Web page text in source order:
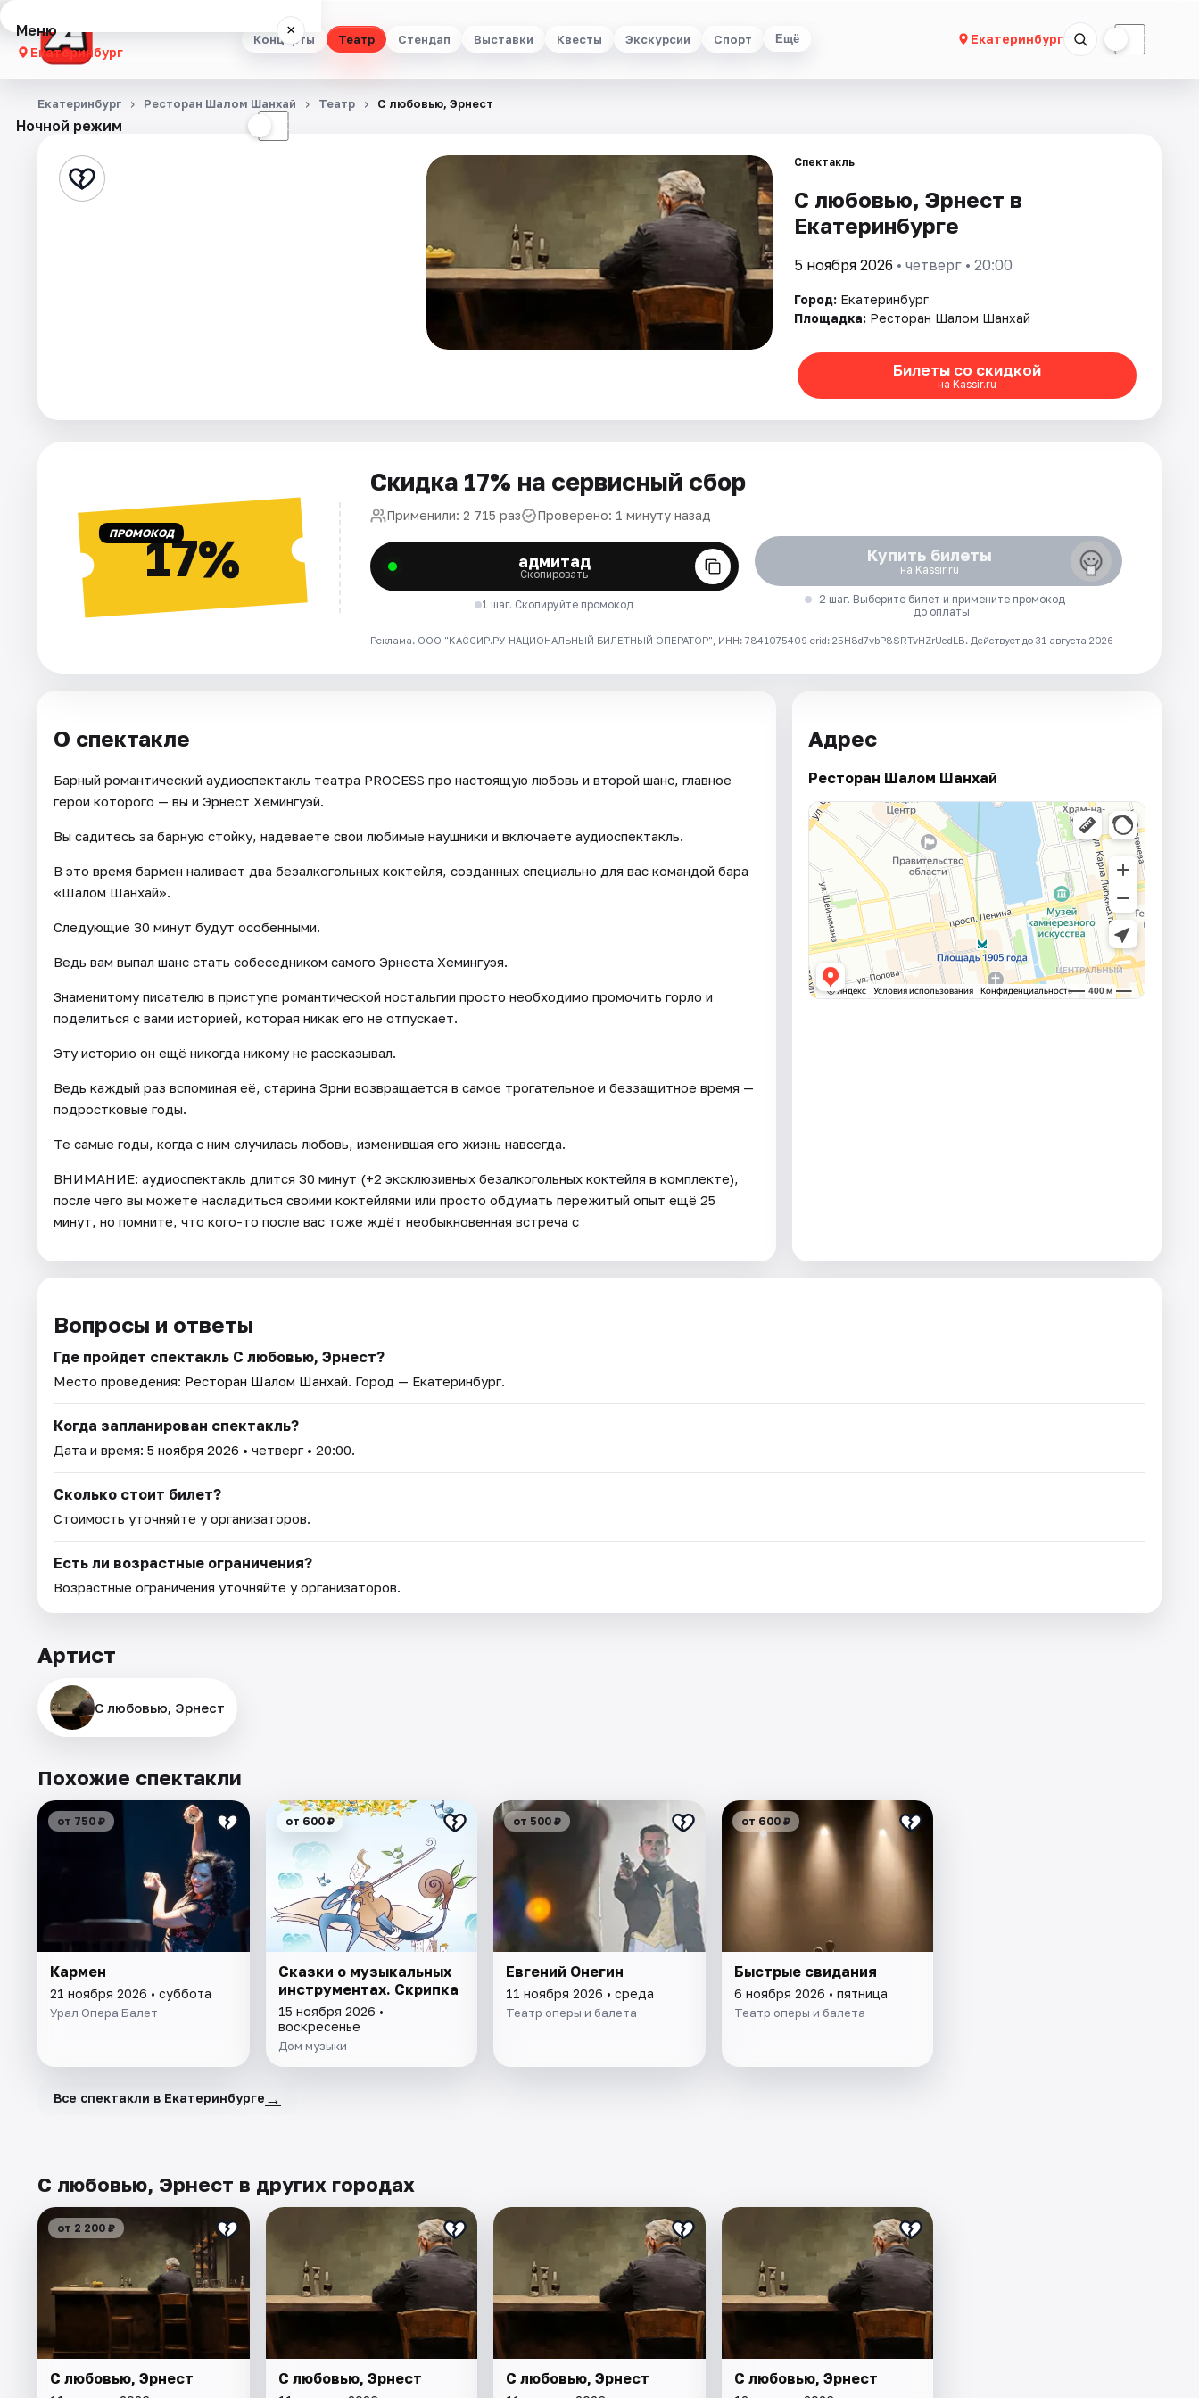
Концерты Театр Стендап Выставки Квесты Экскурсии Спорт Ещё Екатеринбург ☾
Меню ×
Екатеринбург
Концерты
Стендап
Артисты
Рейтинги
Ночной режим ☾
Екатеринбург Ресторан Шалом Шанхай Театр С любовью, Эрнест
Спектакль
С любовью, Эрнест в
Екатеринбурге
5 ноября 2026 • четверг • 20:00
Город: Екатеринбург
Площадка: Ресторан Шалом Шанхай
Билеты со скидкой
на Kassir.ru
ПРОМОКОД17%
Скидка 17% на сервисный сбор
Применили: 2 715 раз Проверено: 1 минуту назад
адмитад
Скопировать
1 шаг. Скопируйте промокод
Купить билеты
на Kassir.ru
2 шаг. Выберите билет и примените промокод
до оплаты
Реклама. ООО "КАССИР.РУ-НАЦИОНАЛЬНЫЙ БИЛЕТНЫЙ ОПЕРАТОР", ИНН: 7841075409 erid: 25H8d7vbP8SRTvHZrUcdLB. Действует до 31 августа 2026
О спектакле
Барный романтический аудиоспектакль театра PROCESS про настоящую любовь и второй шанс, главное
герои которого — вы и Эрнест Хемингуэй.
Вы садитесь за барную стойку, надеваете свои любимые наушники и включаете аудиоспектакль.
В это время бармен наливает два безалкогольных коктейля, созданных специально для вас командой бара
«Шалом Шанхай».
Следующие 30 минут будут особенными.
Ведь вам выпал шанс стать собеседником самого Эрнеста Хемингуэя.
Знаменитому писателю в приступе романтической ностальгии просто необходимо промочить горло и
поделиться с вами историей, которая никак его не отпускает.
Эту историю он ещё никогда никому не рассказывал.
Ведь каждый раз вспоминая её, старина Эрни возвращается в самое трогательное и беззащитное время —
подростковые годы.
Те самые годы, когда с ним случилась любовь, изменившая его жизнь навсегда.
ВНИМАНИЕ: аудиоспектакль длится 30 минут (+2 эксклюзивных безалкогольных коктейля в комплекте),
после чего вы можете насладиться своими коктейлями или просто обдумать пережитый опыт ещё 25
минут, но помните, что кого-то после вас тоже ждёт необыкновенная встреча с
Адрес
Ресторан Шалом Шанхай
Вопросы и ответы
Где пройдет спектакль С любовью, Эрнест?
Место проведения: Ресторан Шалом Шанхай. Город — Екатеринбург.
Когда запланирован спектакль?
Дата и время: 5 ноября 2026 • четверг • 20:00.
Сколько стоит билет?
Стоимость уточняйте у организаторов.
Есть ли возрастные ограничения?
Возрастные ограничения уточняйте у организаторов.
Артист
С любовью, Эрнест
Похожие спектакли
от 750 ₽
Кармен
21 ноября 2026 • суббота
Урал Опера Балет
от 600 ₽
Сказки о музыкальных
инструментах. Скрипка
15 ноября 2026 •
воскресенье
Дом музыки
от 500 ₽
Евгений Онегин
11 ноября 2026 • среда
Театр оперы и балета
от 600 ₽
Быстрые свидания
6 ноября 2026 • пятница
Театр оперы и балета
Все спектакли в Екатеринбурге →
С любовью, Эрнест в других городах
от 2 200 ₽
С любовью, Эрнест С любовью, Эрнест С любовью, Эрнест С любовью, Эрнест